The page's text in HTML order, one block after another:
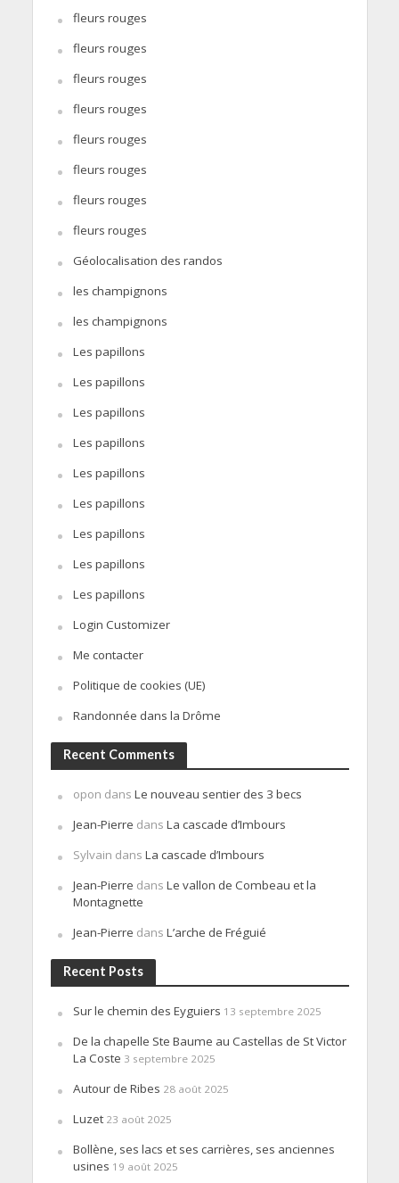
fleurs rouges
fleurs rouges
fleurs rouges
fleurs rouges
fleurs rouges
fleurs rouges
fleurs rouges
fleurs rouges
Géolocalisation des randos
les champignons
les champignons
Les papillons
Les papillons
Les papillons
Les papillons
Les papillons
Les papillons
Les papillons
Les papillons
Les papillons
Login Customizer
Me contacter
Politique de cookies (UE)
Randonnée dans la Drôme
Recent Comments
opon dans Le nouveau sentier des 3 becs
Jean-Pierre dans La cascade d’Imbours
Sylvain dans La cascade d’Imbours
Jean-Pierre dans Le vallon de Combeau et la
Montagnette
Jean-Pierre dans L’arche de Fréguié
Recent Posts
Sur le chemin des Eyguiers 13 septembre 2025
De la chapelle Ste Baume au Castellas de St Victor
La Coste 3 septembre 2025
Autour de Ribes 28 août 2025
Luzet 23 août 2025
Bollène, ses lacs et ses carrières, ses anciennes
usines 19 août 2025